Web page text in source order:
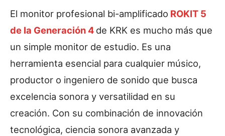
El monitor profesional bi-amplificado ROKIT 5
de la Generación 4 de KRK es mucho más que
un simple monitor de estudio. Es una
herramienta esencial para cualquier músico,
productor o ingeniero de sonido que busca
excelencia sonora y versatilidad en su
creación. Con su combinación de innovación
tecnológica, ciencia sonora avanzada y